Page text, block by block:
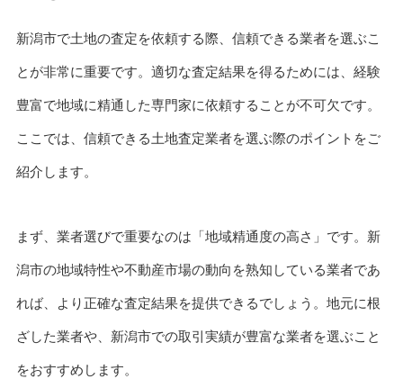
新潟市で土地の査定を依頼する際、信頼できる業者を選ぶこ
とが非常に重要です。適切な査定結果を得るためには、経験
豊富で地域に精通した専門家に依頼することが不可欠です。
ここでは、信頼できる土地査定業者を選ぶ際のポイントをご
紹介します。
まず、業者選びで重要なのは「地域精通度の高さ」です。新
潟市の地域特性や不動産市場の動向を熟知している業者であ
れば、より正確な査定結果を提供できるでしょう。地元に根
ざした業者や、新潟市での取引実績が豊富な業者を選ぶこと
をおすすめします。